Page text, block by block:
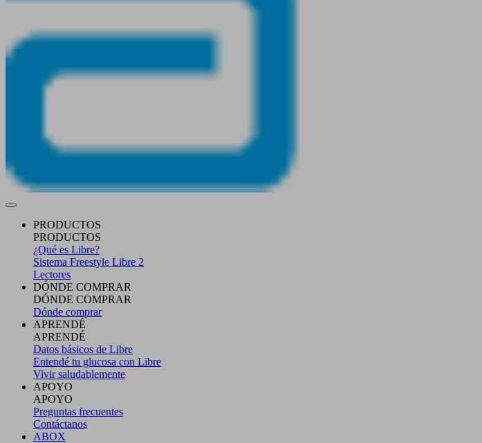
PRODUCTOS
PRODUCTOS
¿Qué es Libre?
Sistema Freestyle Libre 2
Lectores
DÓNDE COMPRAR
DÓNDE COMPRAR
Dónde comprar
APRENDÉ
APRENDÉ
Datos básicos de Libre
Entendé tu glucosa con Libre
Vivir saludablemente
APOYO
APOYO
Preguntas frecuentes
Contáctanos
ABOX